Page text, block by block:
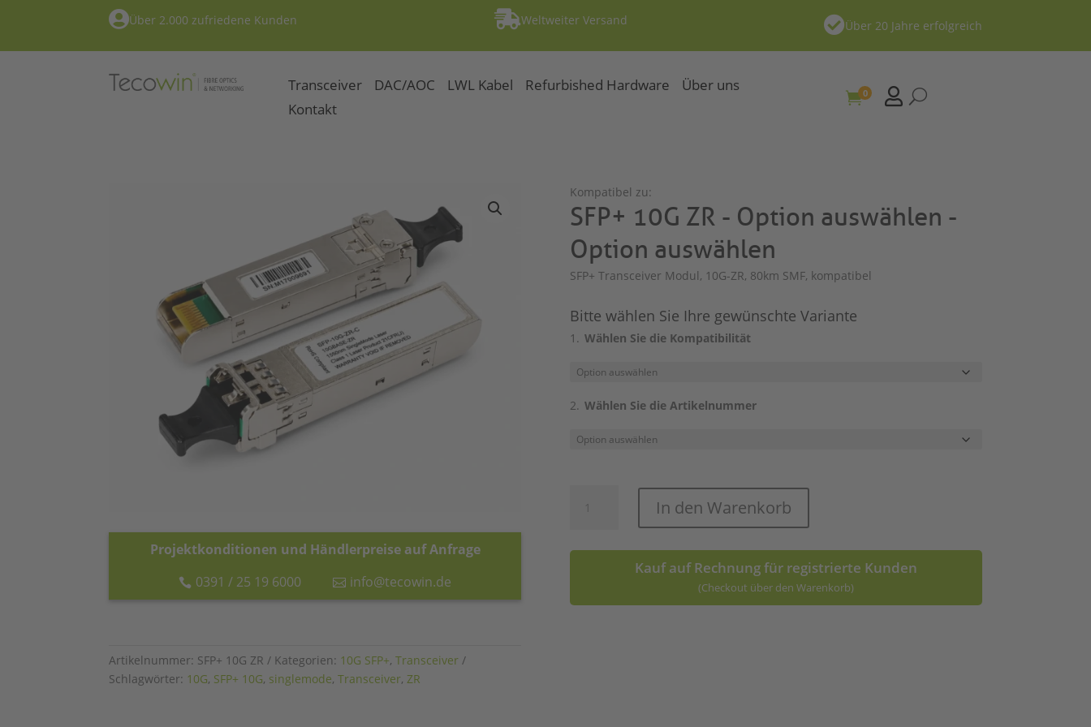
Über 2.000 zufriedene Kunden Weltweiter Versand Über 20 Jahre erfolgreich
Transceiver DAC/AOC LWL Kabel Refurbished Hardware
Über uns
Kontakt
0  U
Projektkonditionen und Händlerpreise auf Anfrage
0391 / 25 19 6000
info@tecowin.de
Artikelnummer: SFP+ 10G ZR Kategorien: 10G SFP+,Transceiver
Schlagwörter: 10G, SFP+ 10G, singlemode,Transceiver,ZR
Kompatibel zu:
SFP+ 10G ZR - Option auswählen -
Option auswählen
SFP+ Transceiver Modul, 10G-ZR, 80km SMF, kompatibel
Bitte wählen Sie Ihre gewünschte Variante
Wählen Sie die Kompatibilität
Wählen Sie die Artikelnummer
Menge
In den Warenkorb
Kauf auf Rechnung für registrierte Kunden
(Checkout über den Warenkorb)